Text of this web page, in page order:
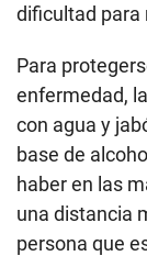
dificultad para
Para
enfermedad,
con agua y
base de
haber en las
una distancia
persona que